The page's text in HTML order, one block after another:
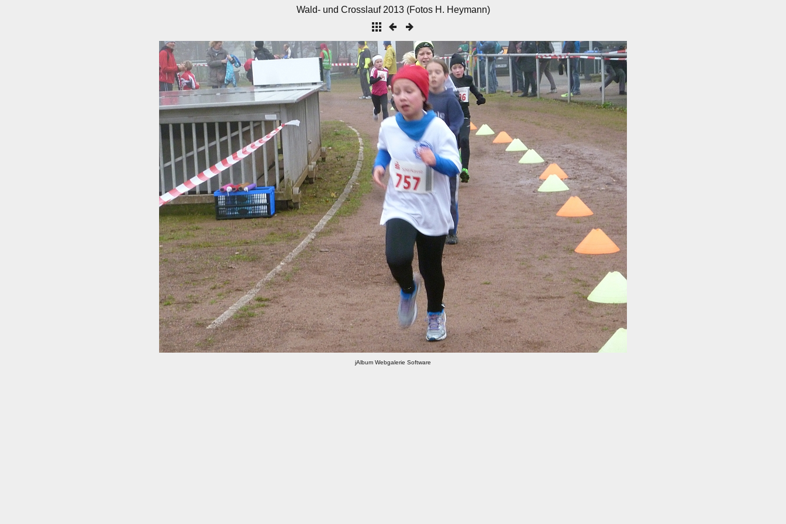
Wald- und Crosslauf 2013 (Fotos H. Heymann)
jAlbum Webgalerie Software